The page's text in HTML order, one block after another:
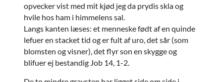
opvecker vist med mit kjød jeg da prydis skla og
hvile hos ham i himmelens sal.
Langs kanten læses: et menneske født af en quinde
lefuer en stacket tid og er fult af uro, det sår (som
blomsten og visner), det flyr son en skygge og
blifuer ej bestandig Job 14, 1-2.